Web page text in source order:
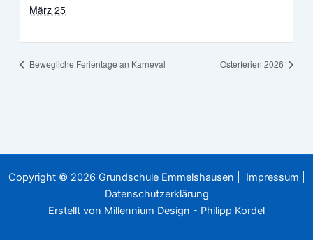
März 25
Bewegliche Ferientage an Karneval Osterferien 2026
Copyright © 2026 Grundschule Emmelshausen | Impressum
Datenschutzerklärung
Erstellt von Millennium Design - Philipp Kordel